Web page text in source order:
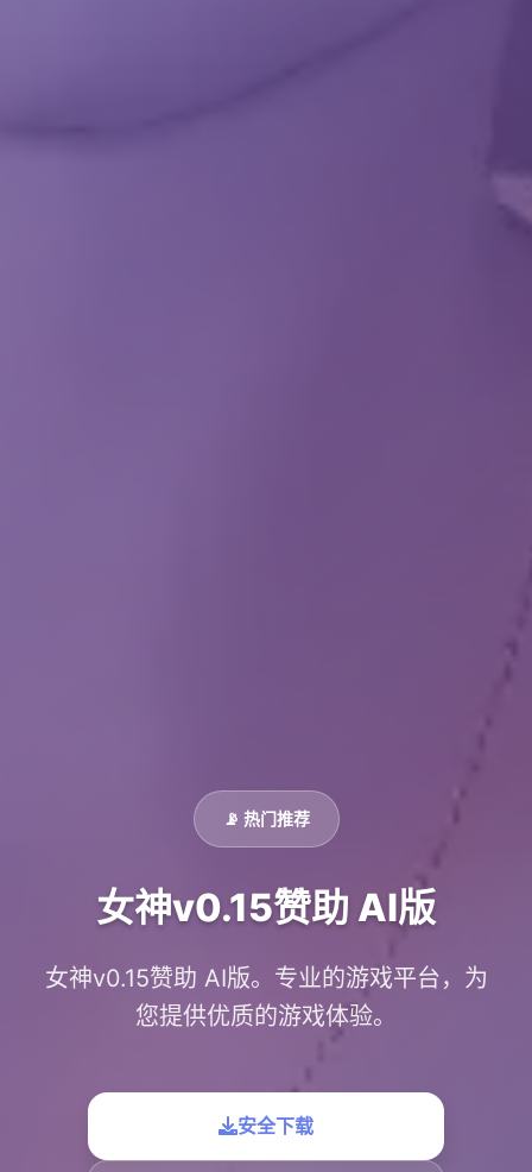
📡 热门推荐
女神v0.15赞助 AI版
女神v0.15赞助 AI版。专业的游戏平台，为
您提供优质的游戏体验。
安全下载